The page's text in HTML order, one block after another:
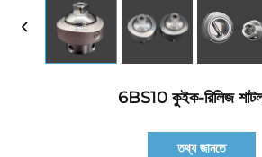
6BS10 কুইক-রিলিজ
তথ্য জানতে